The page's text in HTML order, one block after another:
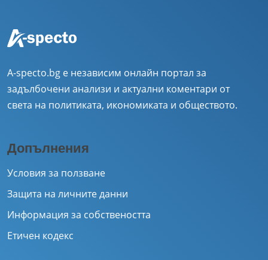
A-specto.bg е независим онлайн портал за
задълбочени анализи и актуални коментари от
света на политиката, икономиката и обществото.
Допълнения
Условия за ползване
Защита на личните данни
Информация за собствеността
Етичен кодекс